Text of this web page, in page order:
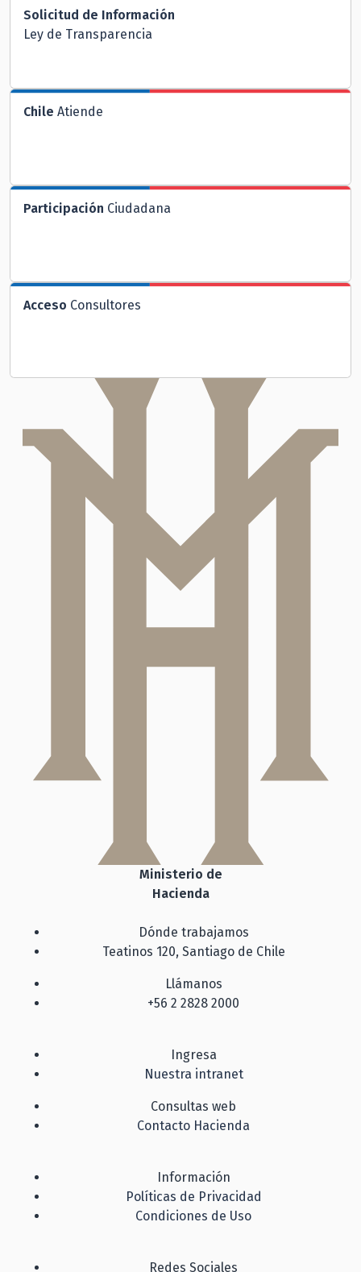
Solicitud de Información
Ley de Transparencia
Chile Atiende
Participación Ciudadana
Acceso Consultores
Ministerio de
Hacienda
Dónde trabajamos
Teatinos 120, Santiago de Chile
Llámanos
+56 2 2828 2000
Ingresa
Nuestra intranet
Consultas web
Contacto Hacienda
Información
Políticas de Privacidad
Condiciones de Uso
Redes Sociales